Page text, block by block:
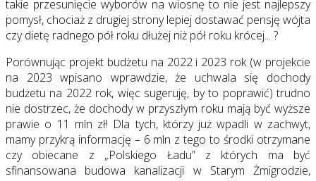
takie przesunięcie wyborów na wiosnę to nie jest najlepszy
pomysł, chociaż z drugiej strony lepiej dostawać pensję wójta
czy dietę radnego pół roku dłużej niż pół roku krócej... ?
Porównując projekt budżetu na 2022 i 2023 rok (w projekcie
na 2023 wpisano wprawdzie, że uchwala się dochody
budżetu na 2022 rok, więc sugeruję, by to poprawić) trudno
nie dostrzec, że dochody w przyszłym roku mają być wyższe
prawie o 11 mln zł! Dla tych, którzy już wpadli w zachwyt,
mamy przykrą informację – 6 mln z tego to środki otrzymane
czy obiecane z „Polskiego Ładu” z których ma być
sfinansowana budowa kanalizacji w Starym Żmigrodzie,